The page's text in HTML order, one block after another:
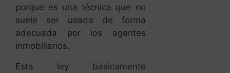
porque es una técnica que no
suele ser usada de forma
adecuada por los agentes
inmobiliarios.
Esta ley básicamente